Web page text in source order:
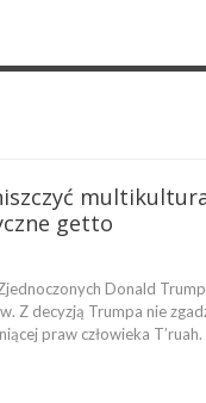
getto
Donald
Z decyzją Trumpa nie
praw człowieka